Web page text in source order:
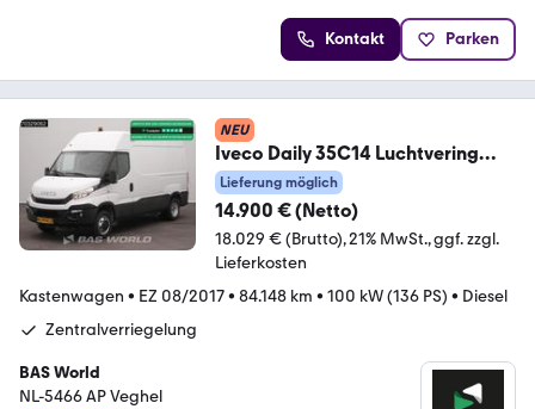
Kontakt Parken
NEU
Iveco Daily 35C14 Luchtvering
Euro6 Trekhaak Dubbelluc
Lieferung möglich
14.900 € (Netto)
18.029 € (Brutto) 21% MwSt. ggf. zzgl.
Lieferkosten
Kastenwagen • EZ 08/2017• 84.148 km • 100 kW (136 PS) • Diesel
Zentralverriegelung
BAS World
NL-5466 AP Veghel